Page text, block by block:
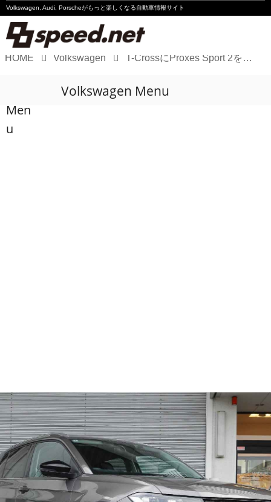
Volkswagen, Audi, Porscheがもっと楽しくなる自動車情報サイト
Audi
HOME Volkswagen T-CrossにProxes Sport 2を履かせてみた〜Part1
Men
u
Volkswagen Menu